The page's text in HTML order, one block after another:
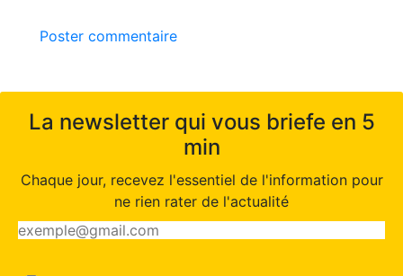
Poster commentaire
La newsletter qui vous briefe en 5
min
Chaque jour, recevez l'essentiel de l'information pour
ne rien rater de l'actualité